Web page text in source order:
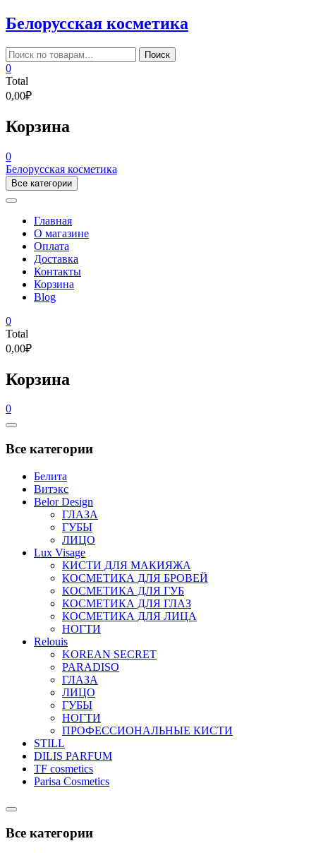
Skip
to
content
Белорусская косметика
Искать: Поиск
0
Total
0,00₽
Корзина
0
Белорусская косметика
Все категории
Главная
О магазине
Оплата
Доставка
Контакты
Корзина
Blog
0
Total
0,00₽
Корзина
0
Catalog
Все категории
Белита
Витэкс
Belor Design
ГЛАЗА
ГУБЫ
ЛИЦО
Lux Visage
КИСТИ ДЛЯ МАКИЯЖА
КОСМЕТИКА ДЛЯ БРОВЕЙ
КОСМЕТИКА ДЛЯ ГУБ
КОСМЕТИКА ДЛЯ ГЛАЗ
КОСМЕТИКА ДЛЯ ЛИЦА
НОГТИ
Relouis
KOREAN SECRET
PARADISO
ГЛАЗА
ЛИЦО
ГУБЫ
НОГТИ
ПРОФЕССИОНАЛЬНЫЕ КИСТИ
STILL
DILIS PARFUM
TF cosmetics
Parisa Cosmetics
Catalog
Все категории